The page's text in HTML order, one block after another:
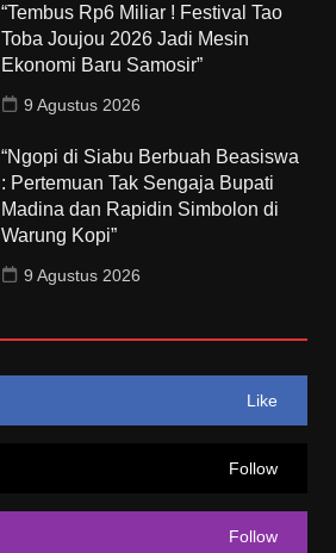
“Tembus Rp6 Miliar ! Festival Tao
Toba Joujou 2026 Jadi Mesin
Ekonomi Baru Samosir”
9 Agustus 2026
“Ngopi di Siabu Berbuah Beasiswa
: Pertemuan Tak Sengaja Bupati
Madina dan Rapidin Simbolon di
Warung Kopi”
9 Agustus 2026
Like
Follow
Follow